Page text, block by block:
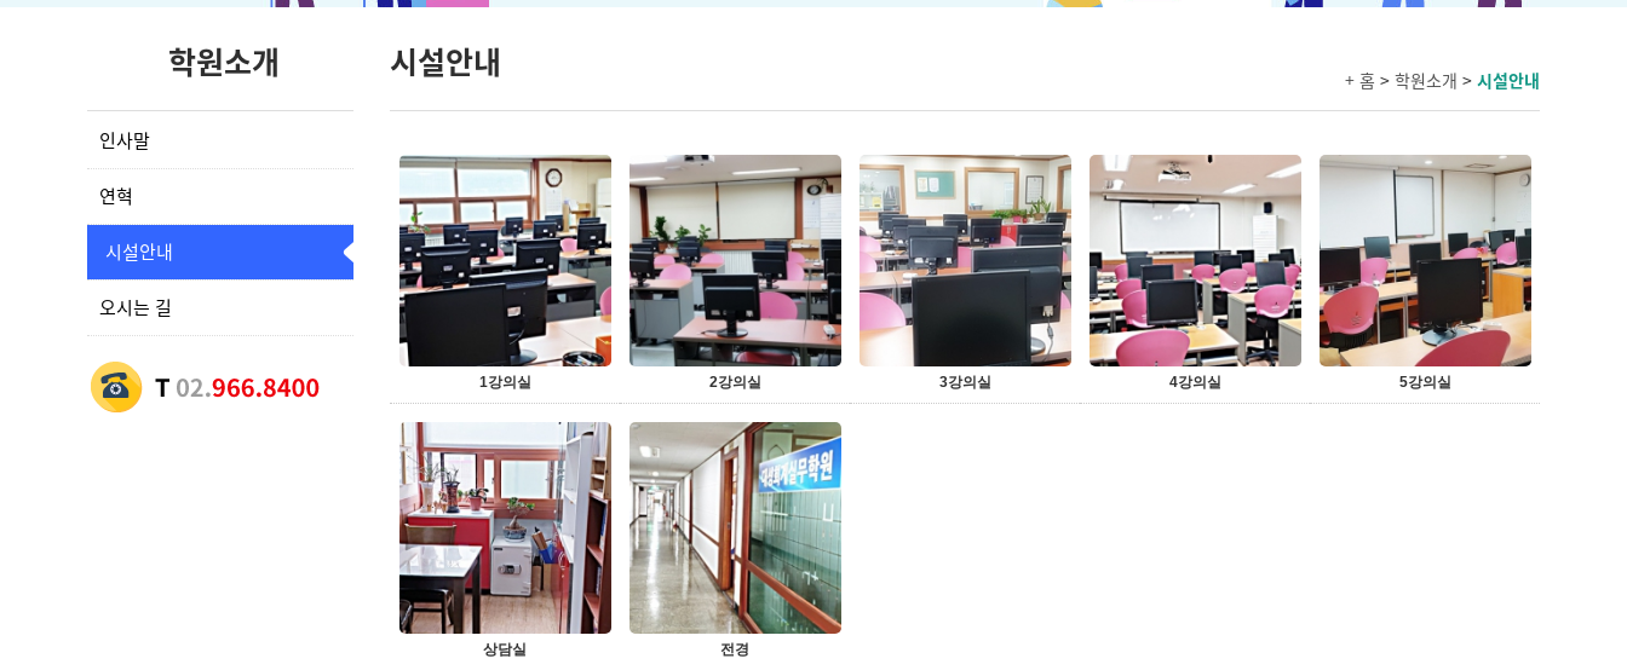
학원소개
인사말
연혁
시설안내
오시는 길
시설안내 + 홈 > 학원소개 > 시설안내
1강의실 2강의실 3강의실 4강의실 5강의실
상담실 전경